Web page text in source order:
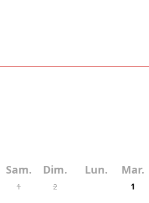
Sam. Dim.
1 2
Lun. Mar.
1